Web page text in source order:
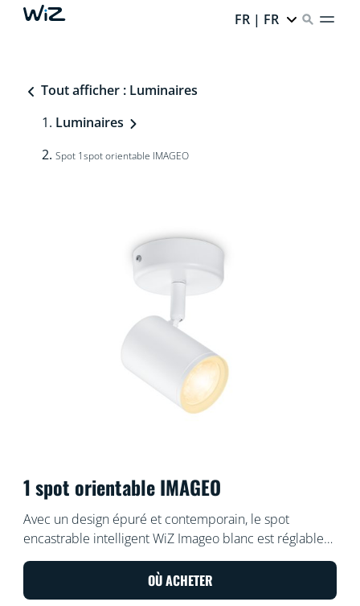
FR | FR
Tout afficher : Luminaires
Luminaires
Spot 1spot orientable IMAGEO
1 spot orientable IMAGEO
Avec un design épuré et contemporain, le spot
encastrable intelligent WiZ Imageo blanc est réglable
et projette une lumière blanche, chaude ou froide,
dans votre espace. Utilisez votre système Wi-Fi actuel
pour le contrôler depuis l'application WiZ ou avec
OÙ ACHETER